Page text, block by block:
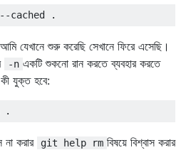
যেখানে শুরু করেছি সেখানে ফিরে এসেছি।
-n একটি শুকনো রান করতে ব্যবহার করতে
কী যুক্ত হবে:
করার git help rm বিষয়ে বিশ্বাস করার